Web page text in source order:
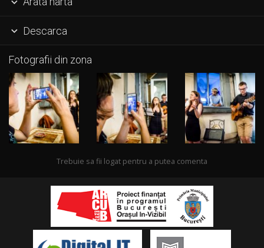
 Descarca
Fotografii din zona
Trebuie sa fii logat pentru a putea comenta